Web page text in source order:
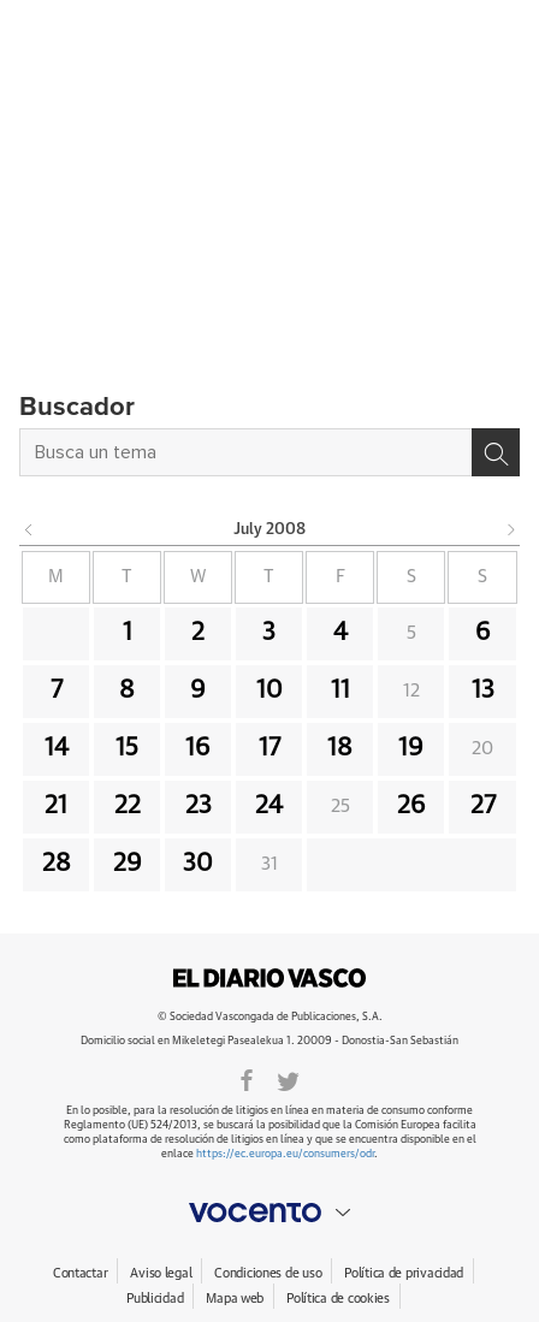
Buscador
July 2008
M W F S S
1 2 3 4 5 6
7 8 9 10 11 12 13
14 15 16 17 18 19 20
21 22 23 24 25 26 27
28 29 30 31
© Sociedad Vascongada de Publicaciones, S.A.
Domicilio social en Mikeletegi Pasealekua 1. 20009 - Donostia-San Sebastián
En lo posible, para la resolución de litigios en línea en materia de consumo conforme
Reglamento (UE) 524/2013, se buscará la posibilidad que la Comisión Europea facilita
como plataforma de resolución de litigios en línea y que se encuentra disponible en el
enlace https://ec.europa.eu/consumers/odr.
Contactar Aviso legal Condiciones de uso
Política de privacidad
Publicidad
Mapa web Política de cookies